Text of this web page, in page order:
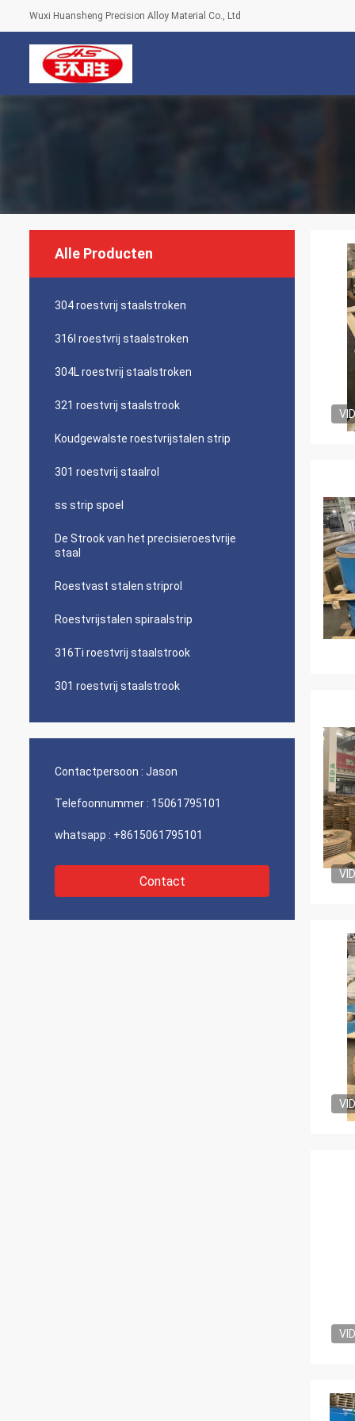
Wuxi Huansheng Precision Alloy Material Co., Ltd
Alle Producten
304 roestvrij staalstroken
316l roestvrij staalstroken
304L roestvrij staalstroken
321 roestvrij staalstrook
Koudgewalste roestvrijstalen strip
301 roestvrij staalrol
ss strip spoel
De Strook van het precisieroestvrije
staal
Roestvast stalen striprol
Roestvrijstalen spiraalstrip
316Ti roestvrij staalstrook
301 roestvrij staalstrook
Contactpersoon : Jason
Telefoonnummer : 15061795101
whatsapp : +8615061795101
Contact